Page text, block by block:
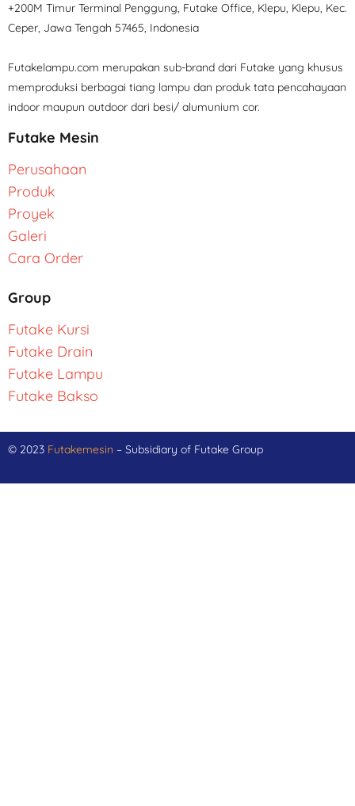
+200M Timur Terminal Penggung, Futake Office, Klepu, Klepu, Kec.
Ceper, Jawa Tengah 57465, Indonesia
Futakelampu.com merupakan sub-brand dari Futake yang khusus
memproduksi berbagai tiang lampu dan produk tata pencahayaan
indoor maupun outdoor dari besi/ alumunium cor.
Futake Mesin
Perusahaan
Produk
Proyek
Galeri
Cara Order
Group
Futake Kursi
Futake Drain
Futake Lampu
Futake Bakso
© 2023 Futakemesin – Subsidiary of Futake Group